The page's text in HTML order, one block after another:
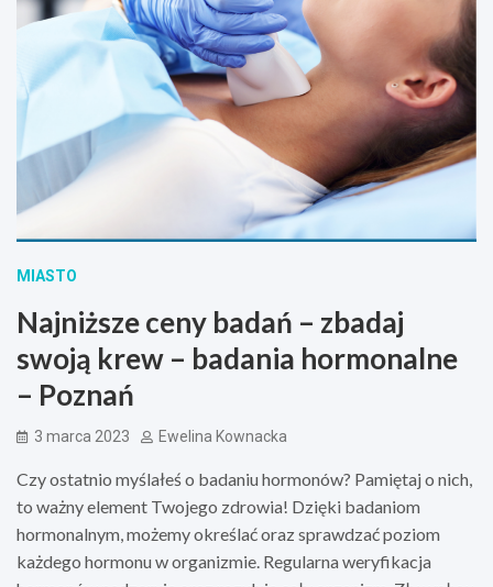
MIASTO
Najniższe ceny badań – zbadaj
swoją krew – badania hormonalne
– Poznań
3 marca 2023 Ewelina Kownacka
Czy ostatnio myślałeś o badaniu hormonów? Pamiętaj o nich,
to ważny element Twojego zdrowia! Dzięki badaniom
hormonalnym, możemy określać oraz sprawdzać poziom
każdego hormonu w organizmie. Regularna weryfikacja